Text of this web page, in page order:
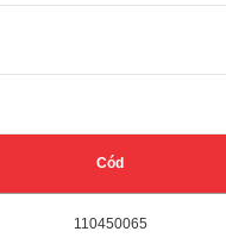
Cód
110450065